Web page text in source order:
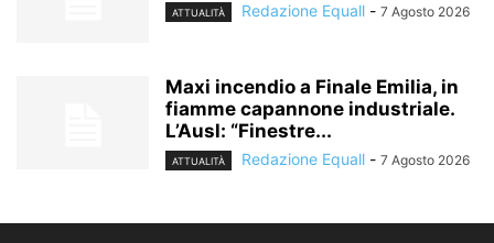
ATTUALITÀ Redazione Equall - 7 Agosto 2026
Maxi incendio a Finale Emilia, in
fiamme capannone industriale.
L’Ausl: “Finestre...
ATTUALITÀ Redazione Equall - 7 Agosto 2026